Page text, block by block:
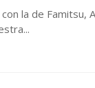
la de Famitsu,